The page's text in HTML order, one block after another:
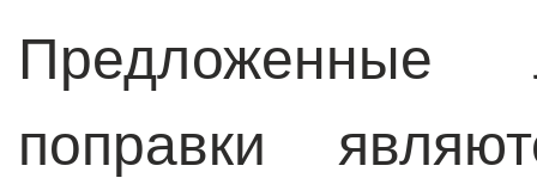
Предложенные
поправки